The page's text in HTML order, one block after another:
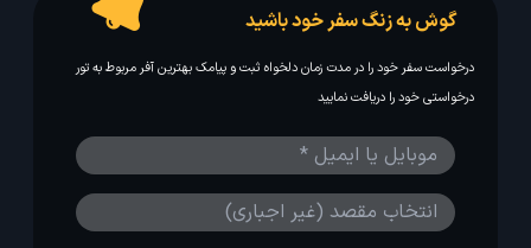
گوش به زنگ سفر خود باشید
درخواست سفر خود را در مدت زمان دلخواه ثبت و پیامک بهترین آفر مربوط به تور
درخواستی خود را دریافت نمایید